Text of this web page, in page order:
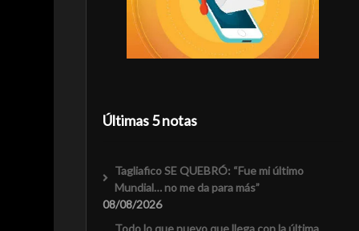
Últimas 5 notas
Tagliafico SE QUEBRÓ: “Fue mi último
Mundial… no me da para más”
08/08/2026
Todo lo que nuevo que llega con la última